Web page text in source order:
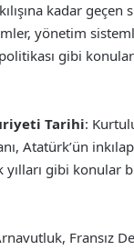
kadar geçen
yönetim
politikası gibi
Tarihi:
Atatürk’ün
yılları gibi konular
Fransız